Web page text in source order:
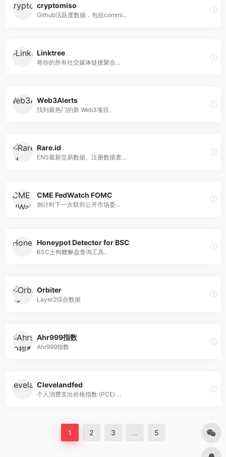
cryptomiso
Github活跃度数据，包括commi...
Linktree
将你的所有社交媒体链接聚合...
Web3Alerts
找到最热门的新 Web3项目。
Rare.id
ENS最新交易数据、注册数据查...
CME FedWatch FOMC
倒计时下一次联邦公开市场委...
Honeypot Detector for BSC
BSC土狗貔貅盘查询工具。
Orbiter
Layer2综合数据
Ahr999指数
Ahr999指数
Clevelandfed
个人消费支出价格指数 (PCE) ...
1 2 3 … 5